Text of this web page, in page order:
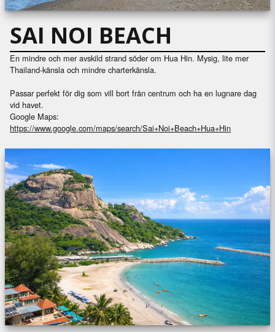
SAI NOI BEACH
En mindre och mer avskild strand söder om Hua Hin. Mysig, lite mer
Thailand-känsla och mindre charterkänsla.
Passar perfekt för dig som vill bort från centrum och ha en lugnare dag
vid havet.
Google Maps:
https://www.google.com/maps/search/Sai+Noi+Beach+Hua+Hin